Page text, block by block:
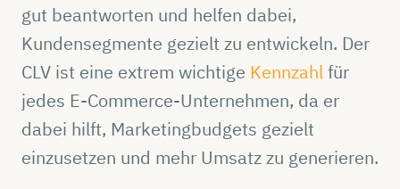
gut beantworten und helfen dabei,
Kundensegmente gezielt zu entwickeln. Der
CLV ist eine extrem wichtige Kennzahlfür
jedes E-Commerce-Unternehmen, da er
dabei hilft, Marketingbudgets gezielt
einzusetzen und mehr Umsatz zu generieren.